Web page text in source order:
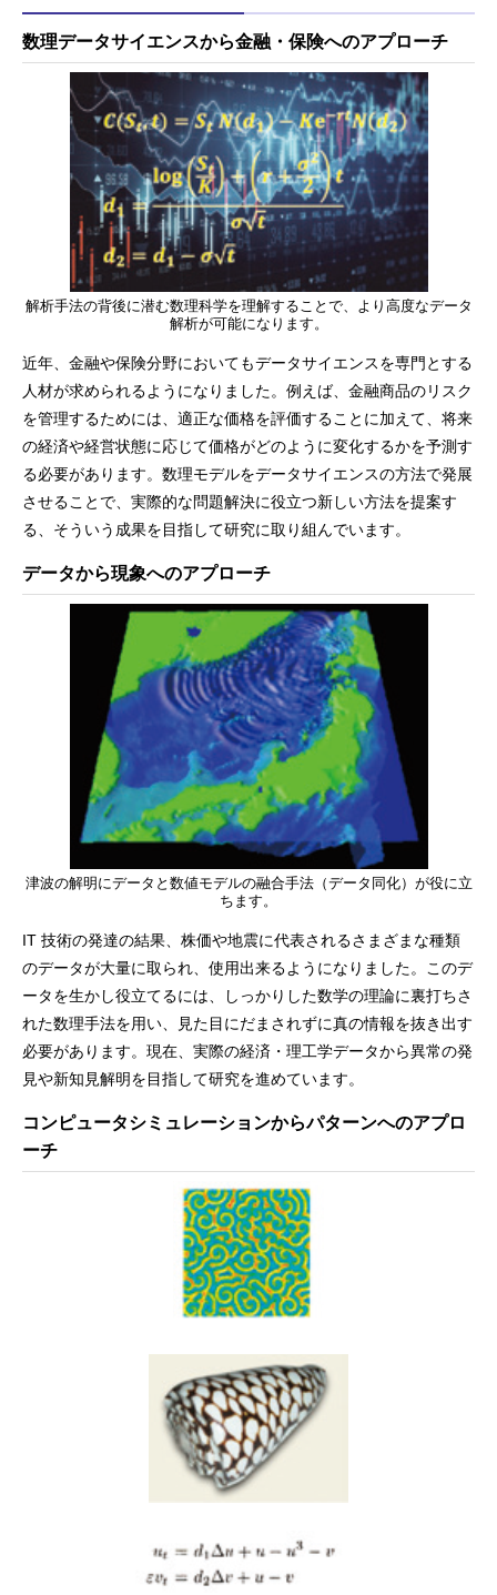
数理データサイエンスから金融・保険へのアプローチ
解析手法の背後に潜む数理科学を理解することで、より高度なデータ
解析が可能になります。
近年、金融や保険分野においてもデータサイエンスを専門とする
人材が求められるようになりました。例えば、金融商品のリスク
を管理するためには、適正な価格を評価することに加えて、将来
の経済や経営状態に応じて価格がどのように変化するかを予測す
る必要があります。数理モデルをデータサイエンスの方法で発展
させることで、実際的な問題解決に役立つ新しい方法を提案す
る、そういう成果を目指して研究に取り組んでいます。
データから現象へのアプローチ
津波の解明にデータと数値モデルの融合手法（データ同化）が役に立
ちます。
IT 技術の発達の結果、株価や地震に代表されるさまざまな種類
のデータが大量に取られ、使用出来るようになりました。このデ
ータを生かし役立てるには、しっかりした数学の理論に裏打ちさ
れた数理手法を用い、見た目にだまされずに真の情報を抜き出す
必要があります。現在、実際の経済・理工学データから異常の発
見や新知見解明を目指して研究を進めています。
コンピュータシミュレーションからパターンへのアプロ
ーチ